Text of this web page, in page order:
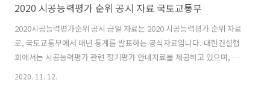
2020 시공능력평가 순위 공시 자료 국토교통부
2020시공능력평가순위 공시 금일 자료는 2020 시공능력평가 순위 자료
로, 국토교통부에서 매년 통계를 발표하는 공식자료입니다. 대한건설협
회에서는 시공능력평가 관련 정기평가 안내자료를 제공하고 있으며, 해
당 자료는 시공능력 평가 위한 지침자료입니다. 2020시공능력평가순위
2020. 11. 12.